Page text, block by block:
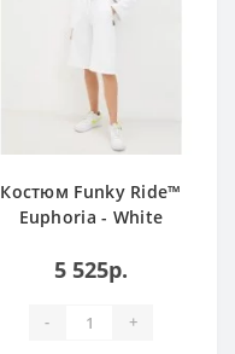
Костюм Funky Ride™
Euphoria - White
5 525р.
- +